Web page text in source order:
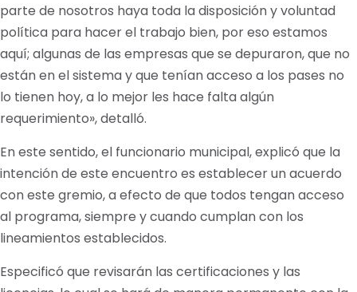
parte de nosotros haya toda la disposición y voluntad
política para hacer el trabajo bien, por eso estamos
aquí; algunas de las empresas que se depuraron, que no
están en el sistema y que tenían acceso a los pases no
lo tienen hoy, a lo mejor les hace falta algún
requerimiento», detalló.
En este sentido, el funcionario municipal, explicó que la
intención de este encuentro es establecer un acuerdo
con este gremio, a efecto de que todos tengan acceso
al programa, siempre y cuando cumplan con los
lineamientos establecidos.
Especificó que revisarán las certificaciones y las